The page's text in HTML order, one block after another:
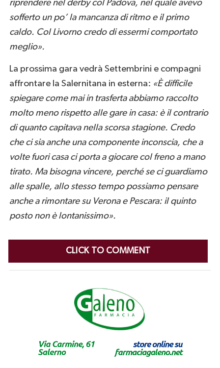
riprendere nel derby col Padova, nel quale avevo
sofferto un po’ la mancanza di ritmo e il primo
caldo. Col Livorno credo di essermi comportato
meglio».
La prossima gara vedrà Settembrini e compagni
affrontare la Salernitana in esterna: «È difficile
spiegare come mai in trasferta abbiamo raccolto
molto meno rispetto alle gare in casa: è il contrario
di quanto capitava nella scorsa stagione. Credo
che ci sia anche una componente inconscia, che a
volte fuori casa ci porta a giocare col freno a mano
tirato. Ma bisogna vincere, perché se ci guardiamo
alle spalle, allo stesso tempo possiamo pensare
anche a rimontare su Verona e Pescara: il quinto
posto non è lontanissimo».
CLICK TO COMMENT